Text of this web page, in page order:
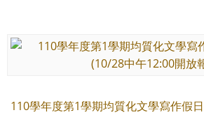
110學年度第1學期均質化文學寫作假